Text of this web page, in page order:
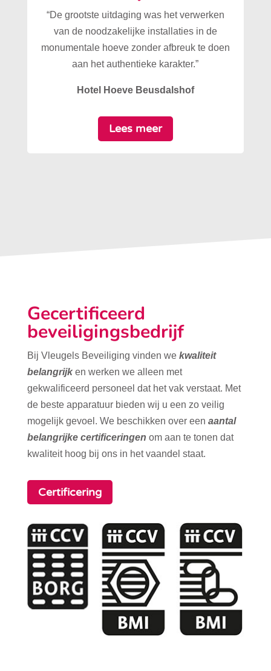
“De grootste uitdaging was het verwerken
van de noodzakelijke installaties in de
monumentale hoeve zonder afbreuk te doen
aan het authentieke karakter.”
Hotel Hoeve Beusdalshof
Lees meer
Gecertificeerd
beveiligingsbedrijf
Bij Vleugels Beveiliging vinden we kwaliteit
belangrijk en werken we alleen met
gekwalificeerd personeel dat het vak verstaat. Met
de beste apparatuur bieden wij u een zo veilig
mogelijk gevoel. We beschikken over een aantal
belangrijke certificeringen om aan te tonen dat
kwaliteit hoog bij ons in het vaandel staat.
Certificering